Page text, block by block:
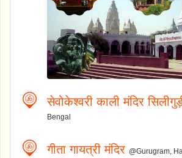
सेवोकेश्वरी काली मंदिर
Bengal
गीता गायत्री मंदिर @Gurugram,